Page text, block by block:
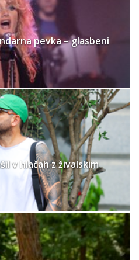
pevka – glasbeni
v hlačah z živalskim